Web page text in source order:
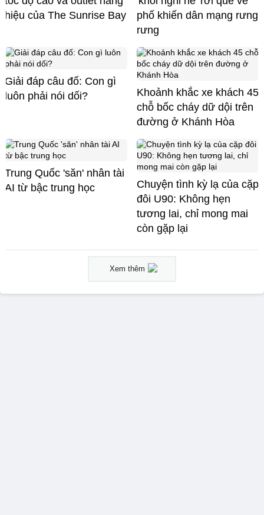
hiệu của The Sunrise Bay
phố khiến dân mạng rưng
rưng
Giải đáp câu đố: Con gì
luôn phải nói dối?
Khoảnh khắc xe khách 45
chỗ bốc cháy dữ dội trên
đường ở Khánh Hòa
Trung Quốc 'săn' nhân tài
AI từ bậc trung học
Chuyện tình kỳ lạ của cặp
đôi U90: Không hẹn
tương lai, chỉ mong mai
còn gặp lại
Xem thêm